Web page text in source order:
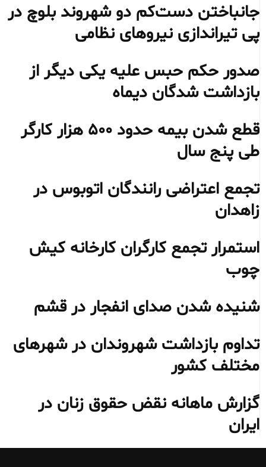
جانباختن دست‌کم دو شهروند بلوچ در
پی تیراندازی نیروهای نظامی
صدور حکم حبس علیه یکی دیگر از
بازداشت شدگان دیماه
قطع شدن بیمه حدود ۵۰۰ هزار کارگر
طی پنج سال
تجمع اعتراضی رانندگان اتوبوس در
زاهدان
استمرار تجمع کارگران کارخانه کیش
چوب
شنیده شدن صدای انفجار در قشم
تداوم بازداشت شهروندان در شهرهای
مختلف کشور
گزارش ماهانه نقض حقوق زنان در
ایران